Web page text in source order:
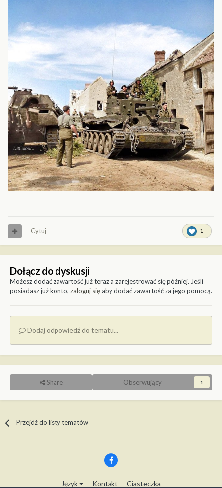
1
Cytuj
Dołącz do dyskusji
Możesz dodać zawartość już teraz a zarejestrować się później. Jeśli
posiadasz już konto, zaloguj sięaby dodać zawartość za jego pomocą.
Dodaj odpowiedź do tematu...
Share Obserwujący 1
Przejdź do listy tematów
Język Kontakt Ciasteczka